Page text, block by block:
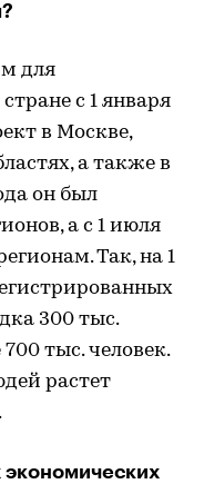
для
с 1 января
в Москве,
а также в
он был
а с 1 июля
Так, на 1
300 тыс.
тыс. человек.
растет